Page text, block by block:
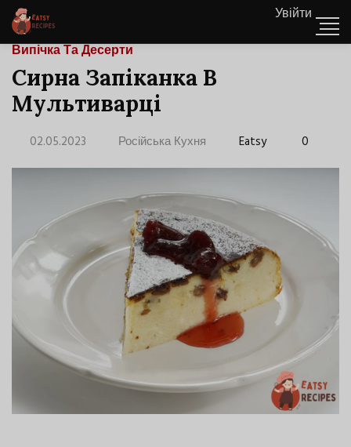
Увійти
Випічка Та Десерти
Сирна Запіканка В
Мультиварці
02.05.2023 Російська Кухня Eatsy 0